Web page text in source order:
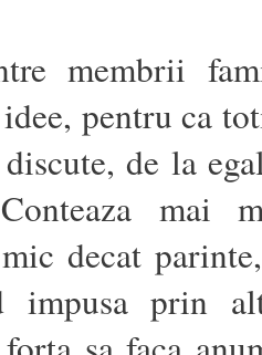
membrii
idee, pentru ca
de la
Conteaza mai
decat
impusa prin